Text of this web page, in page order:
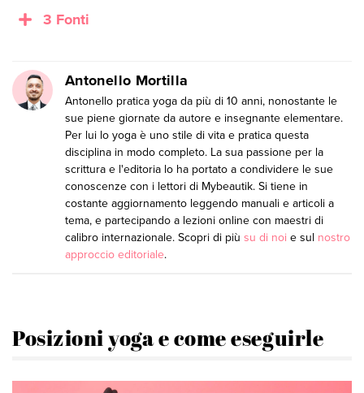
3 Fonti
Antonello Mortilla
Antonello pratica yoga da più di 10 anni, nonostante le
sue piene giornate da autore e insegnante elementare.
Per lui lo yoga è uno stile di vita e pratica questa
disciplina in modo completo. La sua passione per la
scrittura e l'editoria lo ha portato a condividere le sue
conoscenze con i lettori di Mybeautik. Si tiene in
costante aggiornamento leggendo manuali e articoli a
tema, e partecipando a lezioni online con maestri di
calibro internazionale. Scopri di più su di noi e sul nostro
approccio editoriale.
Posizioni yoga e come eseguirle